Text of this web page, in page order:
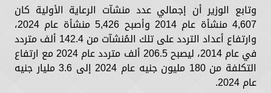
وتابع الوزير أن إجمالي عدد منشآت الرعاية الأولية كان
4,607 منشأة عام 2014 وأصبح 5,426 منشأة عام 2024،
وارتفاع أعداد التردد على تلك المُنشآت من 142.4 ألف متردد
في عام 2014، ليصبح 206.5 ألف متردد عام 2024 مع ارتفاع
التكلفة من 180 مليون جنيه عام 2024 إلى 3.6 مليار جنيه
عام 2024.